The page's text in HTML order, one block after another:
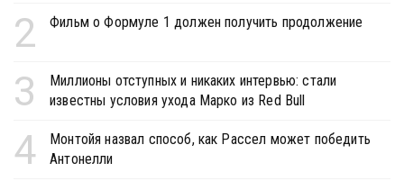
2 Фильм о Формуле 1 должен получить продолжение
3
Миллионы отступных и никаких интервью: стали
известны условия ухода Марко из Red Bull
4
Монтойя назвал способ, как Рассел может победить
Антонелли